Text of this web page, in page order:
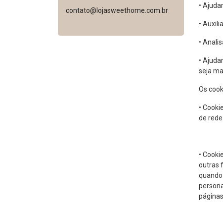
contato@lojasweethome.com.br
•
•
•
•
seja
Os
•
de
•
outras